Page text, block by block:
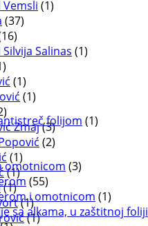
(1)
(37)
Salinas (1)
(1)
(1)
Zmaj(3)
(2)
(1)
(1)
(1)
(1)
(1)
folijom (1)
omotnicom (3)
(55)
i omotnicom (1)
sa alkama, u zaštitnoj foliji